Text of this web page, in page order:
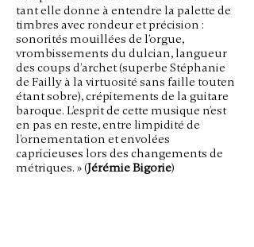
tant elle donne à entendre la palette de
timbres avec rondeur et précision :
sonorités mouillées de l’orgue,
vrombissements du dulcian, langueur
des coups d’archet (superbe Stéphanie
de Failly à la virtuosité sans faille touten
étant sobre), crépitements de la guitare
baroque. L’esprit de cette musique n’est
en pas en reste, entre limpidité de
l’ornementation et envolées
capricieuses lors des changements de
métriques. » (Jérémie Bigorie)